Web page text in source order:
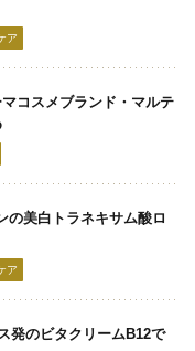
ア
コスメブランド・マルテ
の美白トラネキサム酸ロ
ア
発のビタクリームB12で